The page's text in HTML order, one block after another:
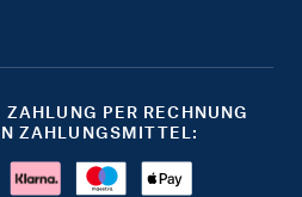
PER RECHNUNG
ZAHLUNGSMITTEL: